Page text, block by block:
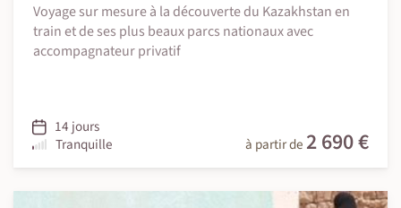
Voyage sur mesure à la découverte du Kazakhstan en
train et de ses plus beaux parcs nationaux avec
accompagnateur privatif
14 jours
Tranquille
à partir de 2 690 €